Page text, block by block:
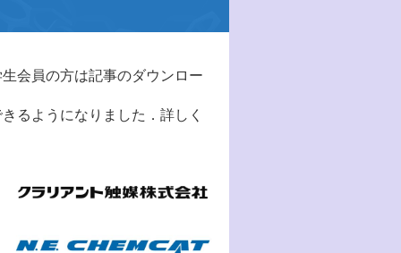
会員の方は記事のダウンロー
るようになりました．詳しく